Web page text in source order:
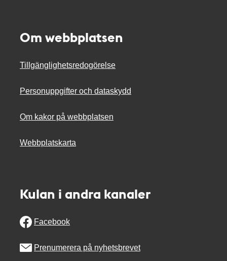
Om webbplatsen
Tillgänglighetsredogörelse
Personuppgifter och dataskydd
Om kakor på webbplatsen
Webbplatskarta
Kulan i andra kanaler
Facebook
Prenumerera på nyhetsbrevet